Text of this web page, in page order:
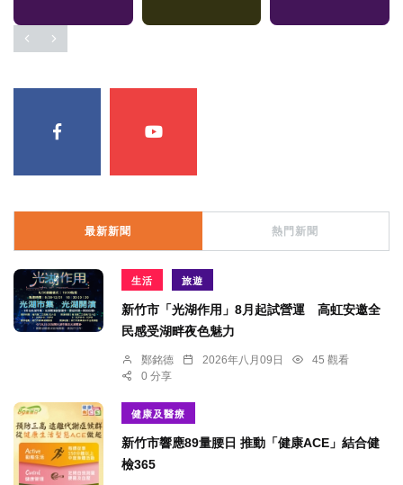
最新新聞 熱門新聞
生活 旅遊
新竹市「光湖作用」8月起試營運 高虹安邀全
民感受湖畔夜色魅力
鄭銘德 2026年八月09日
45 觀看
0 分享
健康及醫療
新竹市響應89量腰日 推動「健康ACE」結合健
檢365